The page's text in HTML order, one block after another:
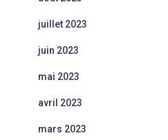
juillet 2023
juin 2023
mai 2023
avril 2023
mars 2023